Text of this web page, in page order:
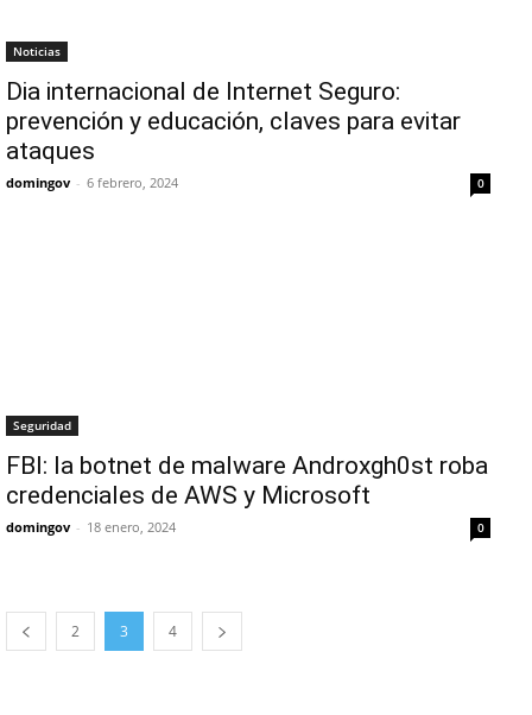
Noticias
Dia internacional de Internet Seguro:
prevención y educación, claves para evitar
ataques
domingov - 6 febrero, 2024 0
Seguridad
FBI: la botnet de malware Androxgh0st roba
credenciales de AWS y Microsoft
domingov - 18 enero, 2024 0
2 3 4